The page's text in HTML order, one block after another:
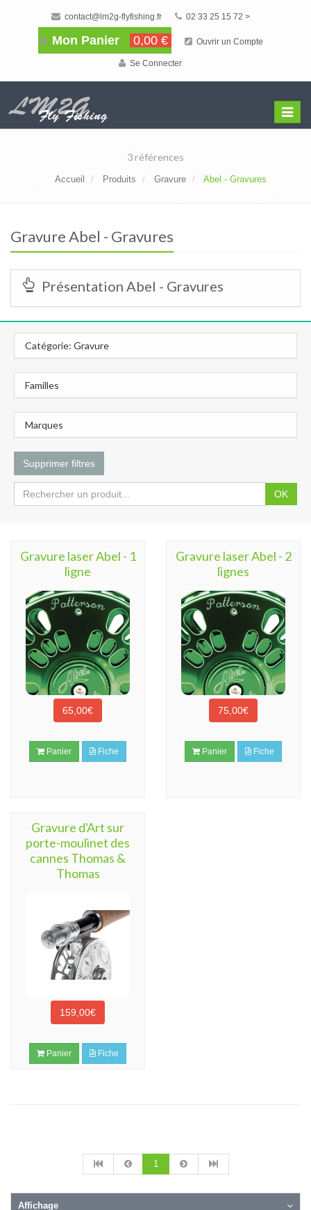
contact@lm2g-flyfishing.fr 02 33 25 15 72 >
Mon Panier 0,00 € Ouvrir un Compte
Se Connecter
Menu
3 références
Accueil Produits Gravure Abel - Gravures
Gravure Abel - Gravures
Présentation Abel - Gravures
Catégorie: Gravure
Familles
Marques
Supprimer filtres
OK
Gravure laser Abel - 1
ligne
65,00€
Panier Fiche
Gravure laser Abel - 2
lignes
75,00€
Panier Fiche
Gravure d'Art sur
porte-moulinet des
cannes Thomas &
Thomas
159,00€
Panier Fiche
1
Affichage